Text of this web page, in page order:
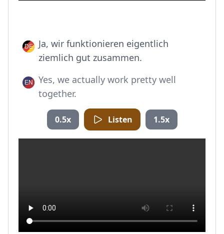
Ja, wir funktionieren eigentlich
ziemlich gut zusammen.
Yes, we actually work pretty well
together.
0.5x Listen 1.5x